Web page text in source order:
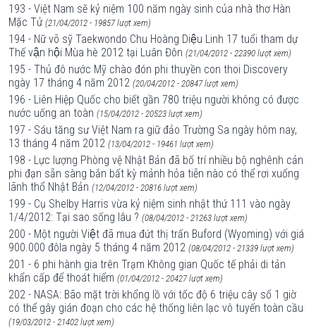
193 - Việt Nam sẽ kỷ niệm 100 năm ngày sinh của nhà thơ Hàn
Mặc Tử (21/04/2012 - 19857 lượt xem)
194 - Nữ võ sỹ Taekwondo Chu Hoàng Diệu Linh 17 tuổi tham dự
Thế vận hội Mùa hè 2012 tại Luân Đôn (21/04/2012 - 22390 lượt xem)
195 - Thủ đô nước Mỹ chào đón phi thuyền con thoi Discovery
ngày 17 tháng 4 năm 2012 (20/04/2012 - 20847 lượt xem)
196 - Liên Hiệp Quốc cho biết gần 780 triệu người không có được
nước uống an toàn (15/04/2012 - 20523 lượt xem)
197 - Sáu tăng sư Việt Nam ra giữ đảo Trường Sa ngày hôm nay,
13 tháng 4 năm 2012 (13/04/2012 - 19461 lượt xem)
198 - Lực lượng Phòng vệ Nhật Bản đã bố trí nhiều bộ nghênh cản
phi đạn sẵn sàng bắn bất kỳ mảnh hỏa tiễn nào có thể rơi xuống
lãnh thổ Nhật Bản (12/04/2012 - 20816 lượt xem)
199 - Cụ Shelby Harris vừa kỷ niệm sinh nhật thứ 111 vào ngày
1/4/2012: Tại sao sống lâu ? (08/04/2012 - 21263 lượt xem)
200 - Một người Việt đã mua đứt thị trấn Buford (Wyoming) với giá
900.000 đôla ngày 5 tháng 4 năm 2012 (08/04/2012 - 21339 lượt xem)
201 - 6 phi hành gia trên Trạm Không gian Quốc tế phải di tản
khẩn cấp để thoát hiểm (01/04/2012 - 20427 lượt xem)
202 - NASA: Bão mặt trời khổng lồ với tốc độ 6 triệu cây số 1 giờ
có thể gây gián đoạn cho các hệ thống liên lạc vô tuyến toàn cầu
(19/03/2012 - 21402 lượt xem)